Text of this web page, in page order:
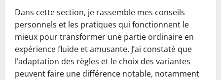
Dans cette section, je rassemble mes conseils
personnels et les pratiques qui fonctionnent le
mieux pour transformer une partie ordinaire en
expérience fluide et amusante. J’ai constaté que
l’adaptation des règles et le choix des variantes
peuvent faire une différence notable, notamment